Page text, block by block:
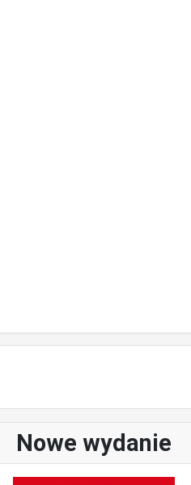
Nowe wydanie